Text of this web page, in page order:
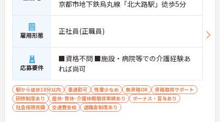
京都市地下鉄烏丸線「北大路駅」徒歩5分
雇用形態 正社員(正職員)
応募要件
■資格不問 ■施設・病院等での介護経験あ
れば尚可
駅から徒歩10分以内 車通勤可 残業少なめ 無資格OK
資格取得サポート
研修制度あり
産休･育休･介護休暇取得実績あり
ボーナス・賞与あり
社会保険完備
交通費支給 退職金制度あり